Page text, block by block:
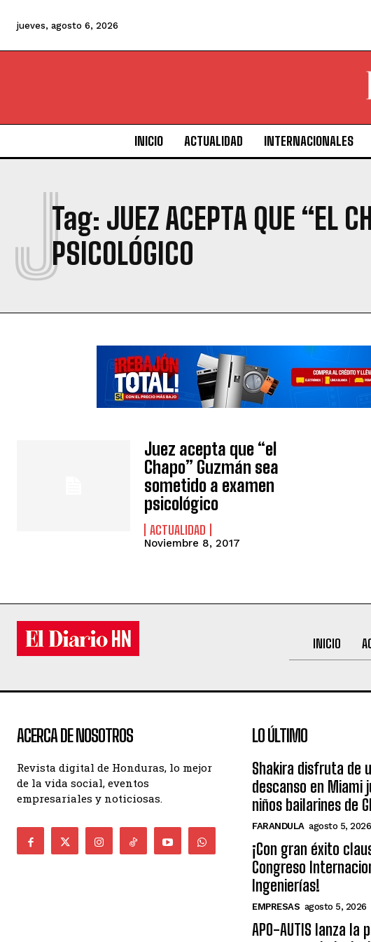
jueves, agosto 6, 2026
INICIO ACTUALIDAD INTERNACIONALES
Tag: JUEZ ACEPTA QUE “EL
PSICOLÓGICO
J
Juez acepta que “el
Chapo” Guzmán sea
sometido a examen
psicológico
ACTUALIDAD
Noviembre 8, 2017
INICIO
ACERCA DE NOSOTROS
Revista digital de Honduras, lo mejor
de la vida social, eventos
empresariales y noticiosas.
LO ÚLTIMO
Shakira disfruta de
descanso en Miami
niños bailarines de
FARANDULA agosto 5, 2026
¡Con gran éxito
Congreso
Ingenierías!
EMPRESAS agosto 5, 2026
APO-AUTIS lanza la